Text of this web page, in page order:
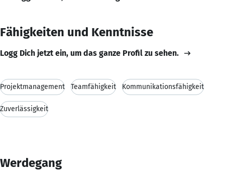
Fähigkeiten und Kenntnisse
Logg Dich jetzt ein, um das ganze Profil zu sehen.
Projektmanagement Teamfähigkeit Kommunikationsfähigkeit
Zuverlässigkeit
Werdegang